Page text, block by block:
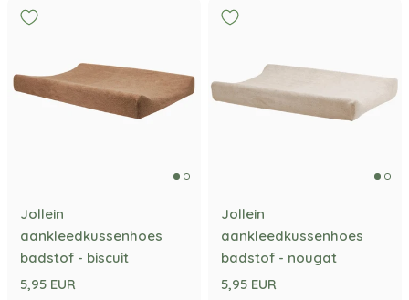
Jollein
aankleedkussenhoes
badstof - biscuit
5,95 EUR
Jollein
aankleedkussenhoes
badstof - nougat
5,95 EUR